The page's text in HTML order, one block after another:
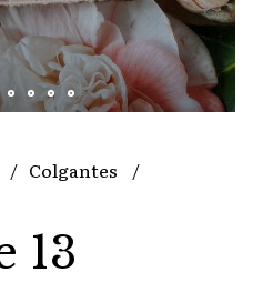
Colgantes
13